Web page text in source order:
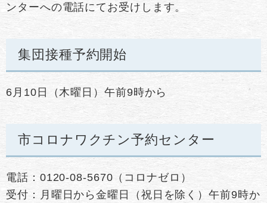
ンターへの電話にてお受けします。
集団接種予約開始
6月10日（木曜日）午前9時から
市コロナワクチン予約センター
電話：0120-08-5670（コロナゼロ）
受付：月曜日から金曜日（祝日を除く）午前9時か